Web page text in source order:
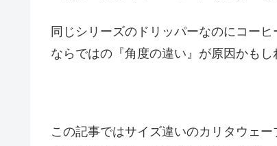
同じシリーズのドリッパーなのにコー
ならではの『角度の違い』が原因かもし
この記事ではサイズ違いのカリタウェー